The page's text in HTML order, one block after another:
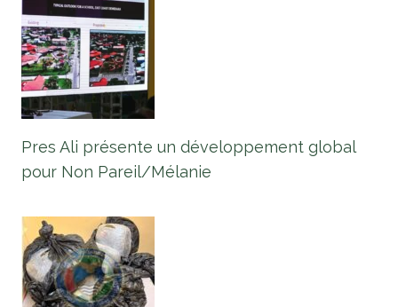
Pres Ali présente un développement global
pour Non Pareil/Mélanie